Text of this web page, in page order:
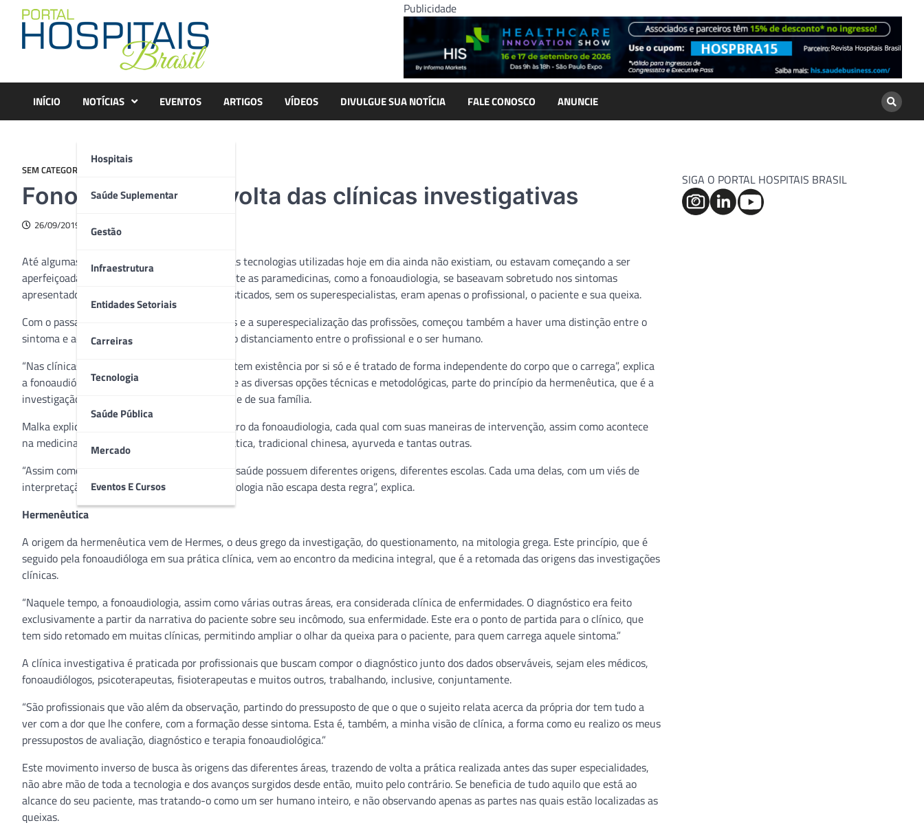
content
Publicidade
INÍCIO NOTÍCIAS
Hospitais
Saúde Suplementar
Gestão
Infraestrutura
Entidades Setoriais
Carreiras
Tecnologia
Saúde Pública
Mercado
Eventos E Cursos
EVENTOS ARTIGOS VÍDEOS DIVULGUE SUA NOTÍCIA FALE CONOSCO ANUNCIE
SEM CATEGORIA
Fonoaudiologia: a volta das clínicas investigativas
26/09/2019
Até algumas décadas atrás, quando muitas das tecnologias utilizadas hoje em dia ainda não existiam, ou estavam começando a ser
aperfeiçoadas, a área da saúde e, especialmente as paramedicinas, como a fonoaudiologia, se baseavam sobretudo nos sintomas
apresentados pelo paciente. Sem exames sofisticados, sem os superespecialistas, eram apenas o profissional, o paciente e sua queixa.
Com o passar dos tempos, exames sofisticados e a superespecialização das profissões, começou também a haver uma distinção entre o
sintoma e aquele que o carrega. Era o início do distanciamento entre o profissional e o ser humano.
“Nas clínicas das superespecialidades, o sinal tem existência por si só e é tratado de forma independente do corpo que o carrega”, explica
a fonoaudióloga Malka B. Toledano, que dentre as diversas opções técnicas e metodológicas, parte do princípio da hermenêutica, que é a
investigação a partir da narrativa do paciente e de sua família.
Malka explica que existem várias clínicas dentro da fonoaudiologia, cada qual com suas maneiras de intervenção, assim como acontece
na medicina, que pode ser homeopática, alopática, tradicional chinesa, ayurveda e tantas outras.
“Assim como a medicina, as diversas áreas da saúde possuem diferentes origens, diferentes escolas. Cada uma delas, com um viés de
interpretação dos acontecimentos. A fonoaudiologia não escapa desta regra”, explica.
Hermenêutica
A origem da hermenêutica vem de Hermes, o deus grego da investigação, do questionamento, na mitologia grega. Este princípio, que é
seguido pela fonoaudióloga em sua prática clínica, vem ao encontro da medicina integral, que é a retomada das origens das investigações
clínicas.
“Naquele tempo, a fonoaudiologia, assim como várias outras áreas, era considerada clínica de enfermidades. O diagnóstico era feito
exclusivamente a partir da narrativa do paciente sobre seu incômodo, sua enfermidade. Este era o ponto de partida para o clínico, que
tem sido retomado em muitas clínicas, permitindo ampliar o olhar da queixa para o paciente, para quem carrega aquele sintoma.”
A clínica investigativa é praticada por profissionais que buscam compor o diagnóstico junto dos dados observáveis, sejam eles médicos,
fonoaudiólogos, psicoterapeutas, fisioterapeutas e muitos outros, trabalhando, inclusive, conjuntamente.
“São profissionais que vão além da observação, partindo do pressuposto de que o que o sujeito relata acerca da própria dor tem tudo a
ver com a dor que lhe confere, com a formação desse sintoma. Esta é, também, a minha visão de clínica, a forma como eu realizo os meus
pressupostos de avaliação, diagnóstico e terapia fonoaudiológica.”
Este movimento inverso de busca às origens das diferentes áreas, trazendo de volta a prática realizada antes das super especialidades,
não abre mão de toda a tecnologia e dos avanços surgidos desde então, muito pelo contrário. Se beneficia de tudo aquilo que está ao
alcance do seu paciente, mas tratando-o como um ser humano inteiro, e não observando apenas as partes nas quais estão localizadas as
queixas.
SIGA O PORTAL HOSPITAIS BRASIL